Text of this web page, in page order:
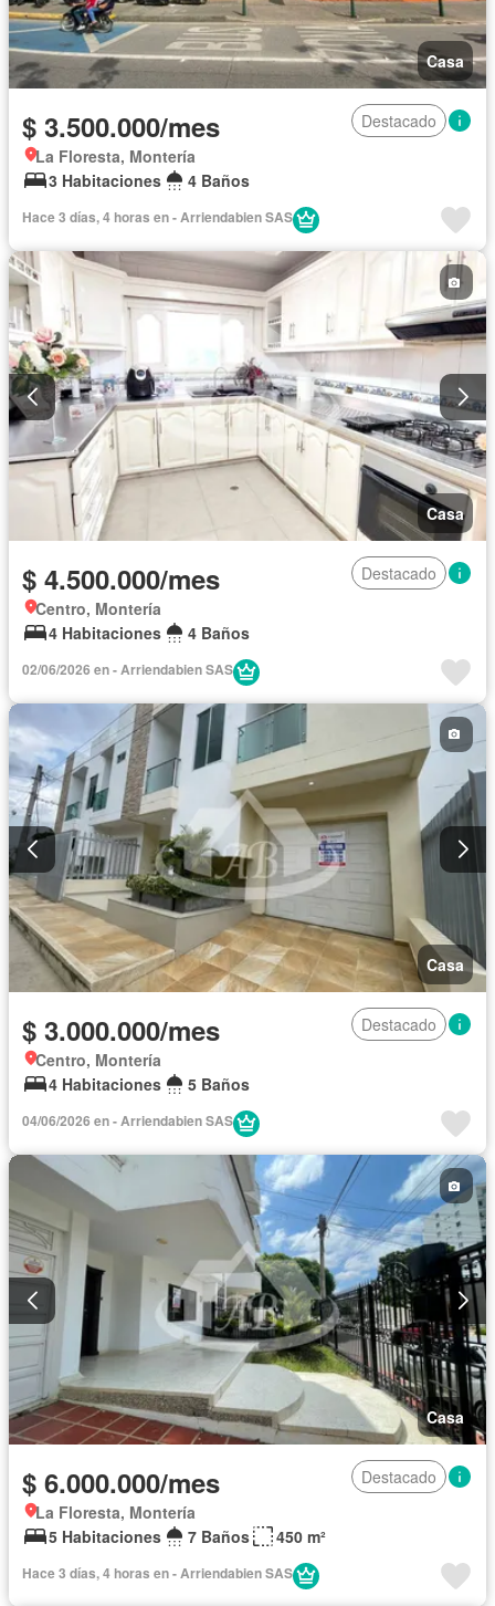
Casa
$ 3.500.000/mes
Destacado
La Floresta, Montería
3 Habitaciones
4 Baños
Hace 3 días, 4 horas en - Arriendabien SAS
Casa
$ 4.500.000/mes
Destacado
Centro, Montería
4 Habitaciones
4 Baños
02/06/2026 en - Arriendabien SAS
Casa
$ 3.000.000/mes
Destacado
Centro, Montería
4 Habitaciones
5 Baños
04/06/2026 en - Arriendabien SAS
Casa
$ 6.000.000/mes
Destacado
La Floresta, Montería
5 Habitaciones
7 Baños 450 m²
Hace 3 días, 4 horas en - Arriendabien SAS